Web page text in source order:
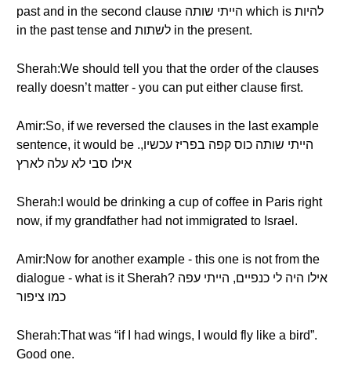
past and in the second clause הייתי שותה which is להיות
in the past tense and לשתות in the present.
Sherah:We should tell you that the order of the clauses
really doesn’t matter - you can put either clause first.
Amir:So, if we reversed the clauses in the last example
sentence, it would be .הייתי שותה כוס קפה בפריז עכשיו,
אילו סבי לא עלה לארץ
Sherah:I would be drinking a cup of coffee in Paris right
now, if my grandfather had not immigrated to Israel.
Amir:Now for another example - this one is not from the
dialogue - what is it Sherah? אילו היה לי כנפיים, הייתי עפה
כמו ציפור
Sherah:That was “if I had wings, I would fly like a bird”.
Good one.